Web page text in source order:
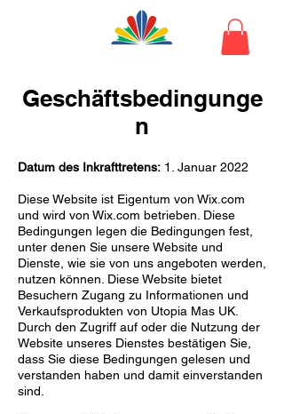
Geschäftsbedingunge
n
Datum des Inkrafttretens: 1. Januar 2022
Diese Website ist Eigentum von Wix.com
und wird von Wix.com betrieben. Diese
Bedingungen legen die Bedingungen fest,
unter denen Sie unsere Website und
Dienste, wie sie von uns angeboten werden,
nutzen können. Diese Website bietet
Besuchern Zugang zu Informationen und
Verkaufsprodukten von Utopia Mas UK.
Durch den Zugriff auf oder die Nutzung der
Website unseres Dienstes bestätigen Sie,
dass Sie diese Bedingungen gelesen und
verstanden haben und damit einverstanden
sind.